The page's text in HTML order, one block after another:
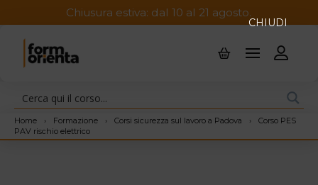
Chiusura estiva: dal 10 al 21 agosto.
Home › Formazione › Corsi sicurezza sul lavoro a Padova ›
Corso PES
PAV rischio elettrico
CHIUDI